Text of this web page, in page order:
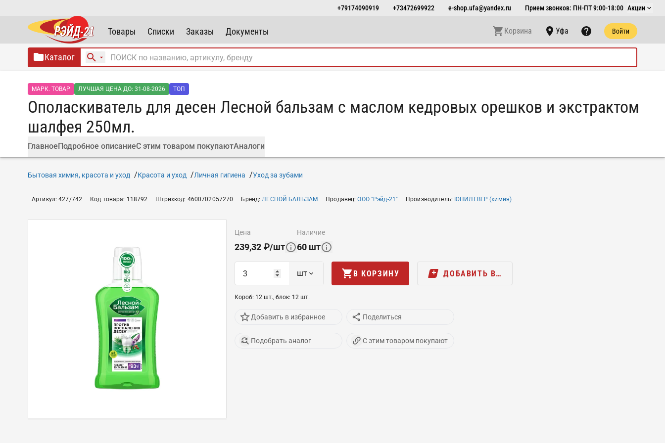
+79174090919 +73472699922 e-shop.ufa@yandex.ru Прием звонков: ПН-ПТ 9:00-18:00 Акции
Товары Списки Заказы Документы Корзина Уфа Войти
Каталог
МАРК. ТОВАР ЛУЧШАЯ ЦЕНА ДО: 31-08-2026 ТОП
Ополаскиватель для десен Лесной бальзам с маслом кедровых орешков и экстрактом
шалфея 250мл.
ГлавноеПодробное описаниеС этим товаром покупаютАналоги
Бытовая химия, красота и уход Красота и уход Личная гигиена Уход за зубами
Артикул:427/742 Код товара: 118792 Штрихкод: 4600702057270 Бренд:ЛЕСНОЙ БАЛЬЗАМ Продавец:ООО "Рэйд-21" Производитель: ЮНИЛЕВЕР (химия)
цена
239,32 ₽/шт
наличие
60 шт
шт В КОРЗИНУ ДОБАВИТЬ В…
Короб: 12 шт., блок: 12 шт.
Добавить в избранное Поделиться
Подобрать аналог С этим товаром покупают